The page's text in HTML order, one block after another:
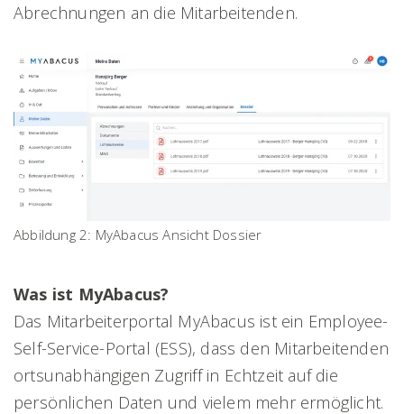
Abrechnungen an die Mitarbeitenden.
Abbildung 2: MyAbacus Ansicht Dossier
Was ist MyAbacus?
Das Mitarbeiterportal MyAbacus ist ein Employee-
Self-Service-Portal (ESS), dass den Mitarbeitenden
ortsunabhängigen Zugriff in Echtzeit auf die
persönlichen Daten und vielem mehr ermöglicht.